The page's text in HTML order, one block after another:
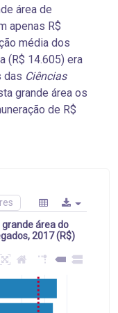
área de
apenas R$
média dos
(R$ 14.605) era
das Ciências
grande área os
de R$
área do
2017 (R$)